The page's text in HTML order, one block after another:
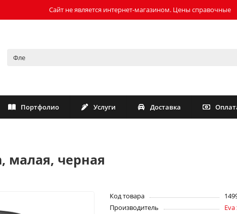
Сайт не является интернет-магазином. Цены справочные
Портфолио Услуги Доставка
малая, черная
Код товара
Производитель
Eva